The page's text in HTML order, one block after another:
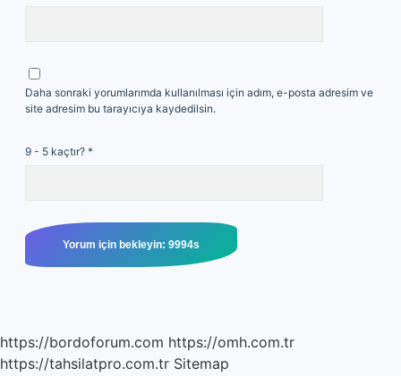
Daha sonraki yorumlarımda kullanılması için adım, e-posta adresim ve
site adresim bu tarayıcıya kaydedilsin.
9 - 5 kaçtır? *
https://bordoforum.com https://omh.com.tr
https://tahsilatpro.com.tr Sitemap